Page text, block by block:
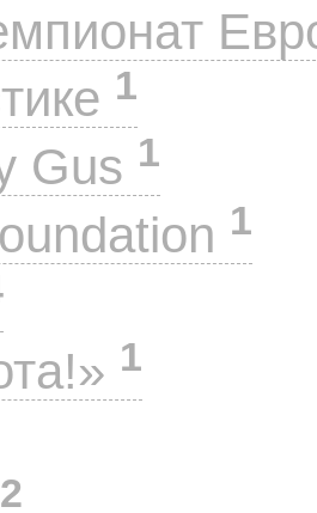
1
Gus 1
1
1
2